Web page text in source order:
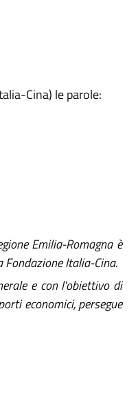
Cina) le parole:
Emilia-Romagna è
Italia-Cina.
e con l'obiettivo di
economici, persegue